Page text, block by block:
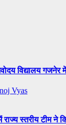
विद्यालय गजनेर
Vyas
स्तरीय टीम ने